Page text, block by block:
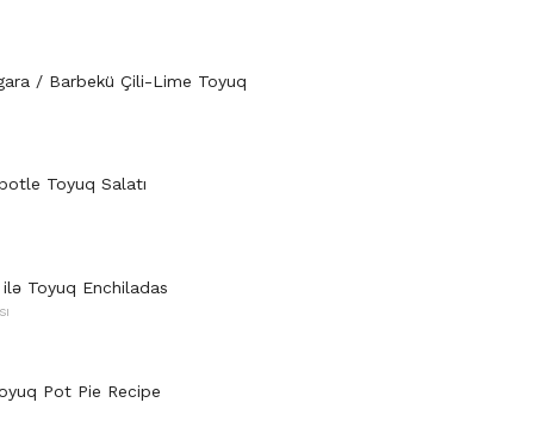
/ Barbekü Çili-Lime Toyuq
Toyuq Salatı
Toyuq Enchiladas
Pot Pie Recipe